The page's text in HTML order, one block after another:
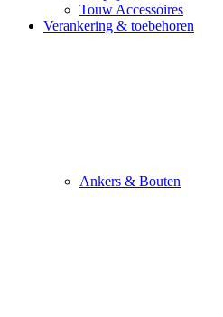
Touw Accessoires
Verankering & toebehoren
Ankers & Bouten